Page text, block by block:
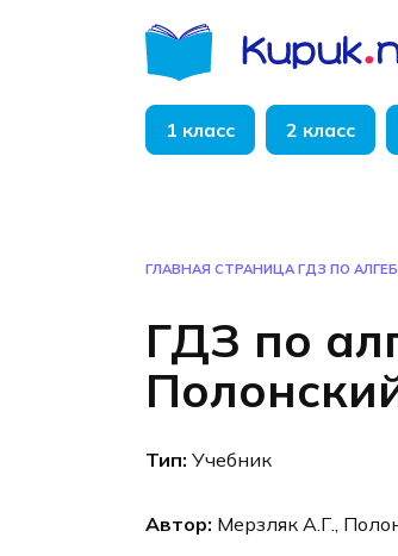
1 класс 2 класс
ГЛАВНАЯ СТРАНИЦА ГДЗ ПО
ГДЗ по
Тип: Учебник
Автор: Мерзляк А.Г.,